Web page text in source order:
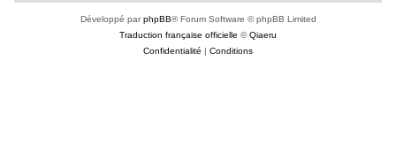
Développé parphpBB® Forum Software © phpBB Limited
Traduction française officielle ©Qiaeru
Confidentialité | Conditions